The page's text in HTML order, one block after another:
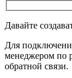
Давайте
Для
менеджером по
обратной связи.